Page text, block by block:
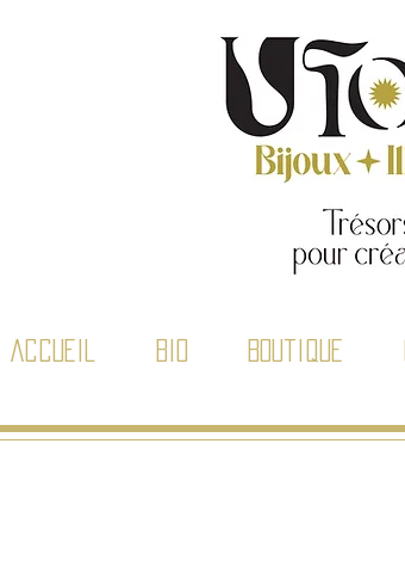
Accueil Bio Boutique